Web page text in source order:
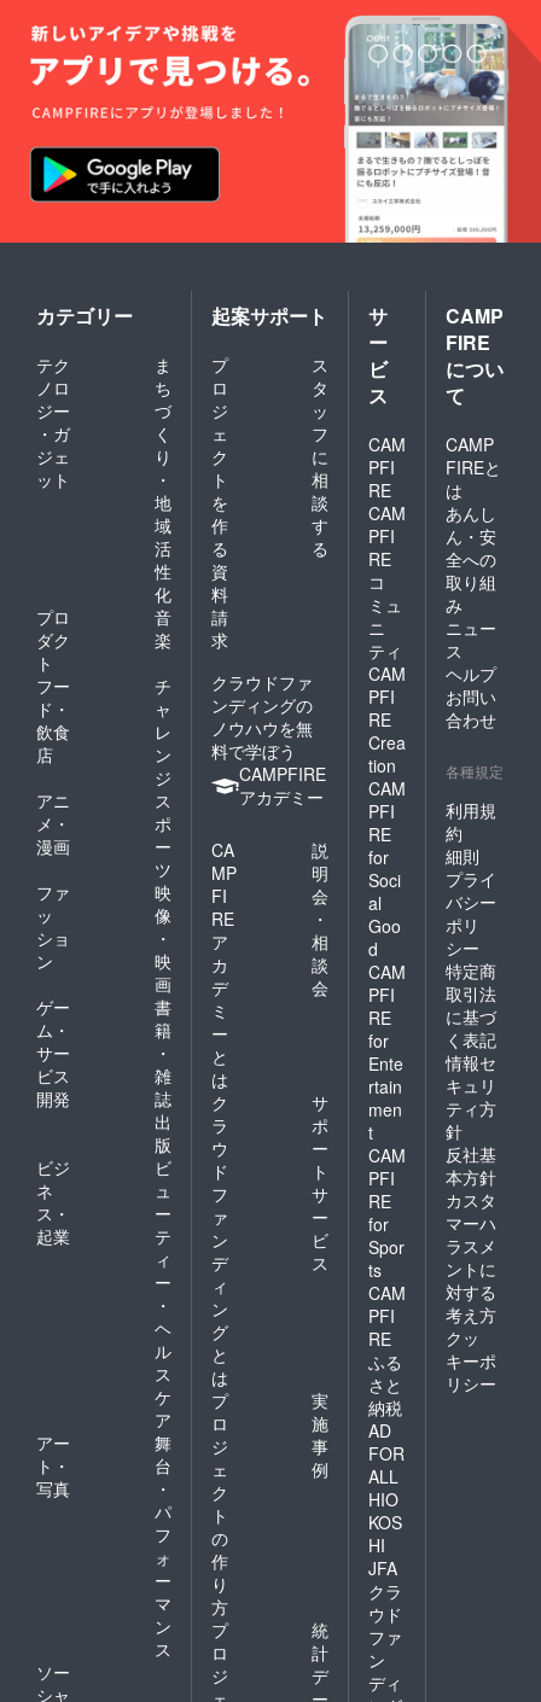
もの）
・お届
け用ス
ペシャ
ルBOX
※ライブ
にご参
加いた
だけな
イブチ
の旨を
備考欄
にご記
入くだ
さい。
※エンド
ロール
ジット
表示希
望のお
名前を
ローマ
字で20
文字以
内で備
考欄に
ご記入
くださ
い。
カテゴリー
テク
ノロ
ジー
・ガ
ジェ
ット
ま
ち
づ
く
り
・
地
域
活
性
化
プロ
ダク
ト
音
楽
フー
ド・
飲食
店
チ
ャ
レ
ン
ジ
アニ
メ・
漫画
ス
ポ
ー
ツ
ファ
ッ
ショ
ン
映
像
・
映
画
ゲー
ム・
サー
ビス
開発
書
籍
・
雑
誌
出
版
ビジ
ネ
ス・
起業
ビ
ュ
ー
テ
ィ
ー
・
ヘ
ル
ス
ケ
ア
アー
ト・
写真
舞
台
・
パ
フ
ォ
ー
マ
ン
ス
ソー
シャ
起案サポート
プ
ロ
ジ
ェ
ク
ト
を
作
る
ス
タ
ッ
フ
に
相
談
す
る
資
料
請
求
クラウドファ
ンディングの
ノウハウを無
料で学ぼう
CAMPFIRE
アカデミー
CA
MP
FI
RE
ア
カ
デ
ミ
ー
と
は
説
明
会
・
相
談
会
ク
ラ
ウ
ド
フ
ァ
ン
デ
ィ
ン
グ
と
は
サ
ポ
ー
ト
サ
ー
ビ
ス
プ
ロ
ジ
ェ
ク
ト
の
作
り
方
実
施
事
例
プ
ロ
ジ
統
計
デ
サ
ー
ビ
ス
CAM
PFI
RE
CAM
PFI
RE
コ
ミュ
ニ
ティ
CAM
PFI
RE
Crea
tion
CAM
PFI
RE
for
Soci
al
Goo
d
CAM
PFI
RE
for
Ente
rtain
men
t
CAM
PFI
RE
for
Spor
ts
CAM
PFI
RE
ふる
さと
納税
AD
FOR
ALL
HIO
KOS
HI
JFA
クラ
ウド
ファ
ン
ディ
CAMP
FIRE
につい
て
CAMP
FIREと
は
あんし
ん・安
全への
取り組
み
ニュー
ス
ヘルプ
お問い
合わせ
各種規定
利用規
約
細則
プライ
バシー
ポリ
シー
特定商
取引法
に基づ
く表記
情報セ
キュリ
ティ方
針
反社基
本方針
カスタ
マーハ
ラスメ
ントに
対する
考え方
クッ
キーポ
リシー